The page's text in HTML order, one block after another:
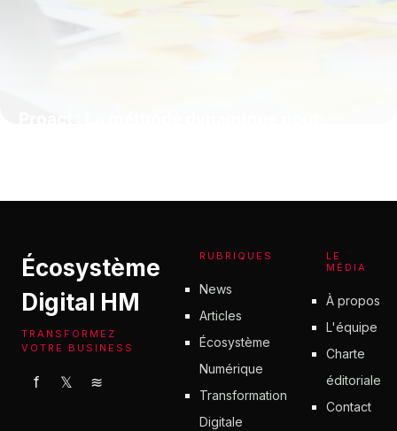
4 juillet 2025
Écosystème
Digital HM
TRANSFORMEZ
VOTRE BUSINESS
f 𝕏 ≋
RUBRIQUES
News
Articles
Écosystème
Numérique
Transformation
Digitale
LE
MÉDIA
À propos
L'équipe
Charte
éditoriale
Contact